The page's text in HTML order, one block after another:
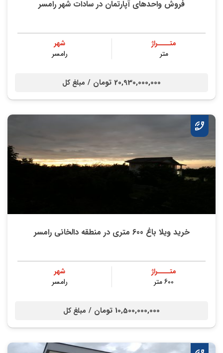
فروش واحدهای آپارتمان در سادات شهر رامسر
متــــراژ
متر
شهر
رامسر
20,930,000,000 تومان / مبلغ کل
خرید ویلا باغ 600 متری در منطقه دالخانی رامسر
متــــراژ
600 متر
شهر
رامسر
10,500,000,000 تومان / مبلغ کل